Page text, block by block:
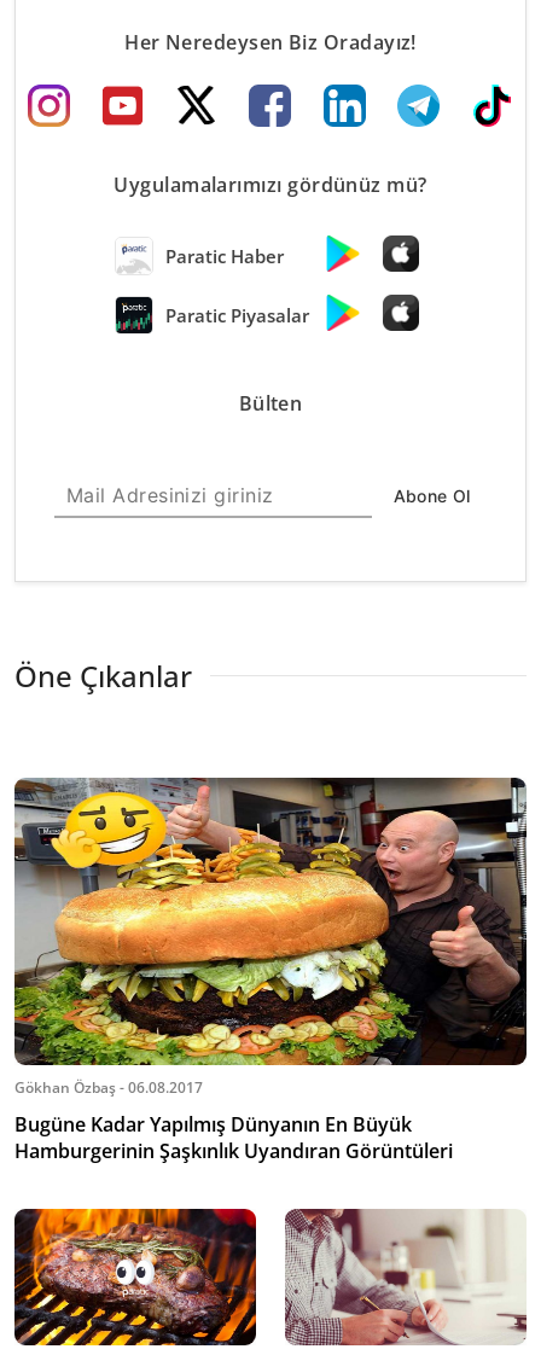
Her Neredeysen Biz Oradayız!
Uygulamalarımızı gördünüz mü?
Paratic Haber
Paratic Piyasalar
Bülten
Abone Ol
Öne Çıkanlar
Gökhan Özbaş - 06.08.2017
Bugüne Kadar Yapılmış Dünyanın En Büyük
Hamburgerinin Şaşkınlık Uyandıran Görüntüleri